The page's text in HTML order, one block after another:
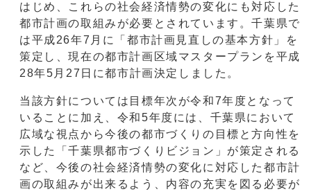
はじめ、これらの社会経済情勢の変化にも対応した
都市計画の取組みが必要とされています。千葉県で
は平成26年7月に「都市計画見直しの基本方針」を
策定し、現在の都市計画区域マスタープランを平成
28年5月27日に都市計画決定しました。
当該方針については目標年次が令和7年度となって
いることに加え、令和5年度には、千葉県において
広域な視点から今後の都市づくりの目標と方向性を
示した「千葉県都市づくりビジョン」が策定される
など、今後の社会経済情勢の変化に対応した都市計
画の取組みが出来るよう、内容の充実を図る必要が